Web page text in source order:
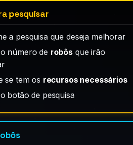
pesquisar
a pesquisa que deseja melhorar
número de robôs que irão
se tem os recursos necessários
botão de pesquisa